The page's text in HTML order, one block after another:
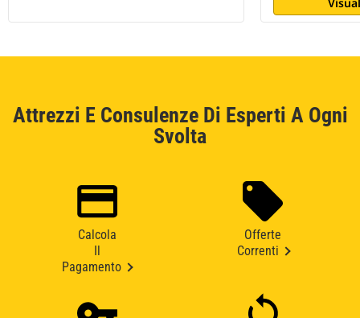
Attrezzi E Consulenze Di Esperti A Ogni
Svolta
Calcola
Pagamento
Offerte
Correnti